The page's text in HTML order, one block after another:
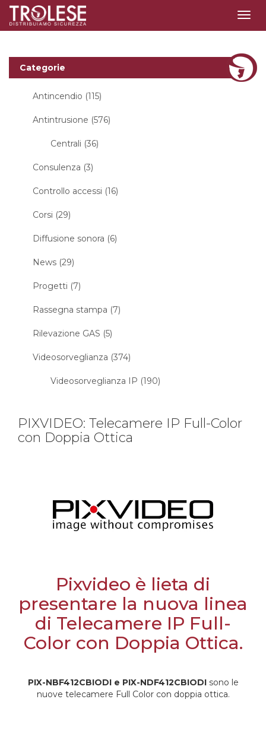
Categorie
Antincendio (115)
Antintrusione (576)
Centrali (36)
Consulenza (3)
Controllo accessi (16)
Corsi (29)
Diffusione sonora (6)
News (29)
Progetti (7)
Rassegna stampa (7)
Rilevazione GAS (5)
Videosorveglianza (374)
Videosorveglianza IP (190)
PIXVIDEO: Telecamere IP Full-Color
con Doppia Ottica
Pixvideo è lieta di
presentare la nuova linea
di Telecamere IP Full-
Color con Doppia Ottica.
PIX-NBF412CBIODI e PIX-NDF412CBIODIsono le
nuove telecamere Full Color con doppia ottica.